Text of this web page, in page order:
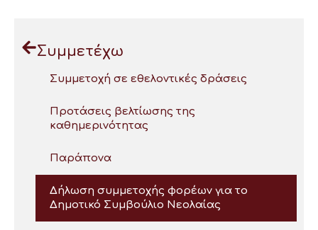
Συμμετέχω
Συμμετοχή σε εθελοντικές δράσεις
Προτάσεις βελτίωσης της
καθημερινότητας
Παράπονα
Δήλωση συμμετοχής φορέων για το
Δημοτικό Συμβούλιο Νεολαίας